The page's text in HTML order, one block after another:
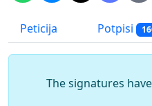
Peticija Potpisi
The signatures